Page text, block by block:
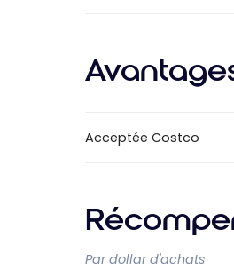
Acceptée Costco
Par dollar d'achats